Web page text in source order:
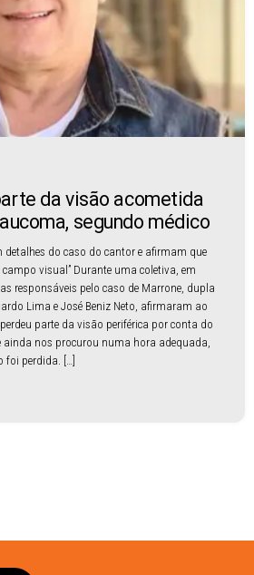
da visão acometida
segundo médico
do caso do cantor e afirmam que
campo visual” Durante uma coletiva, em
responsáveis pelo caso de Marrone, dupla
Lima e José Beniz Neto, afirmaram ao
parte da visão periférica por conta do
ainda nos procurou numa hora adequada,
perdida. […]